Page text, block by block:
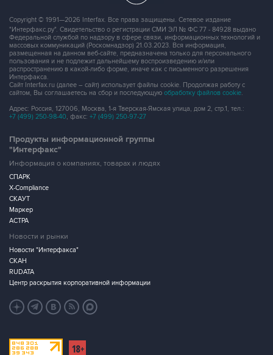
Copyright © 1991—2026 Interfax. Все права защищены. Сетевое издание
"Интерфакс.ру". Свидетельство о регистрации СМИ ЭЛ № ФС 77 - 84928 выдано
Федеральной службой по надзору в сфере связи, информационных технологий и
массовых коммуникаций (Роскомнадзор) 21.03.2023. Вся информация,
размещенная на данном веб-сайте, предназначена только для персонального
пользования и не подлежит дальнейшему воспроизведению и/или
распространению в какой-либо форме, иначе как с письменного разрешения
Интерфакса.
Сайт Interfax.ru (далее – сайт) использует файлы cookie. Продолжая работу с
сайтом, Вы соглашаетесь на сбор и последующую обработку файлов cookie.
Адрес: Россия, 127006, Москва, 1-я Тверская-Ямская улица, дом 2, стр.1, тел.:
+7 (499) 250-98-40, факс: +7 (499) 250-97-27
Продукты информационной группы
"Интерфакс"
Информация о компаниях, товарах и людях
СПАРК
X-Compliance
СКАУТ
Маркер
АСТРА
Новости и рынки
Новости "Интерфакса"
СКАН
RUDATA
Центр раскрытия корпоративной информации